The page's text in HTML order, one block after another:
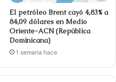
El petróleo Brent cayó 4,83% a
84,09 dólares en Medio
Oriente-ACN (República
Dominicana)
1 semana hace